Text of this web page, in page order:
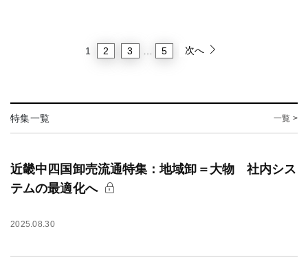
1 2 3 5 次へ
特集一覧 一覧 >
近畿中四国卸売流通特集：地域卸＝大物 社内シス
テムの最適化へ
2025.08.30